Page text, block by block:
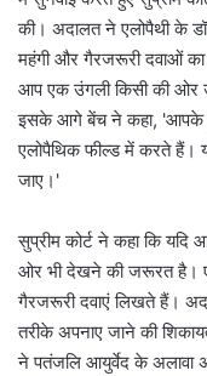
की। अदालत ने एलोपैथी के
महंगी और गैरजरूरी दवाओं
आप एक उंगली किसी की ओर
इसके आगे बेंच ने कहा, 'आपके
एलोपैथिक फील्ड में करते हैं।
जाए।'
सुप्रीम कोर्ट ने कहा कि यदि
ओर भी देखने की जरूरत है।
गैरजरूरी दवाएं लिखते हैं।
तरीके अपनाए जाने की
ने पतंजलि आयुर्वेद के अलावा